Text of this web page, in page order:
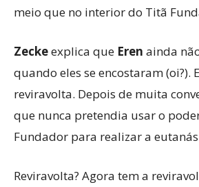
meio que no interior do Titã
Zeckeexplica que Eren ainda
quando eles se encostaram (oi?).
reviravolta. Depois de muita
que nunca pretendia usar o
Fundador para realizar a
Reviravolta? Agora tem a